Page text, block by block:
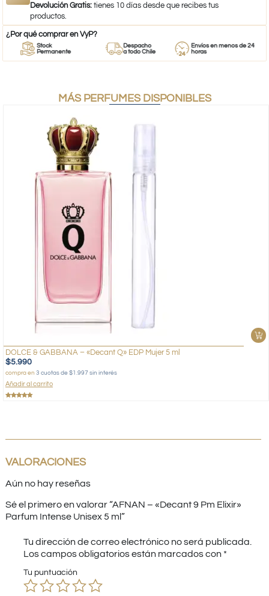
Devolución Gratis: tienes 10 días desde que recibes tus
productos.
¿Por qué comprar en VyP?
Stock
Permanente
Despacho
a todo Chile
Envíos en menos de 24
horas
MÁS PERFUMES DISPONIBLES
DOLCE & GABBANA – «Decant Q» EDP Mujer 5 ml
$5.990
compra en 3 cuotas de $1.997 sin interés
Añadir al carrito
VALORACIONES
Aún no hay reseñas
Sé el primero en valorar “AFNAN – «Decant 9 Pm Elixir»
Parfum Intense Unisex 5 ml”
Tu dirección de correo electrónico no será publicada.
Los campos obligatorios están marcados con *
Tu puntuación